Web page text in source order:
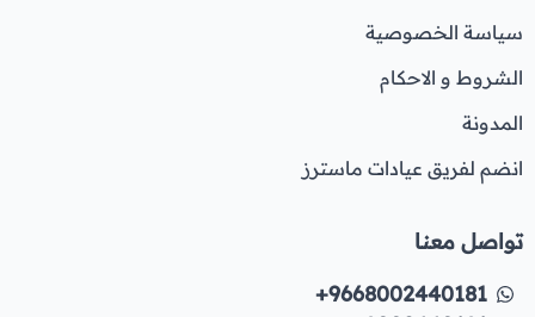
سياسة الخصوصية
الشروط و الاحكام
المدونة
انضم لفريق عيادات ماسترز
تواصل معنا
+9668002440181